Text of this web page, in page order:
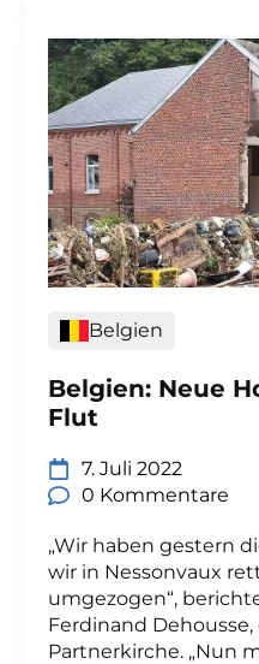
Belgien
Belgien: Neue
Flut
7. Juli 2022
0 Kommentare
„Wir haben gestern
wir in Nessonvaux
umgezogen“,
Ferdinand
Partnerkirche. „Nun